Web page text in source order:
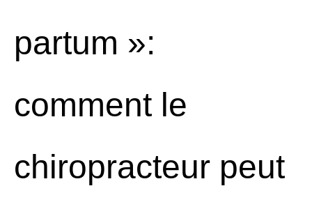
partum »:
comment le
chiropracteur peut